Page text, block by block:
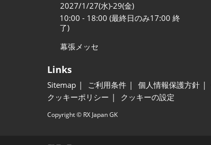
2027/1/27(水)-29(金)
10:00 - 18:00 (最終日のみ17:00 終
了)
幕張メッセ
Links
Sitemap ご利用条件 個人情報保護方針
クッキーポリシー
クッキーの設定
Copyright © RX Japan GK